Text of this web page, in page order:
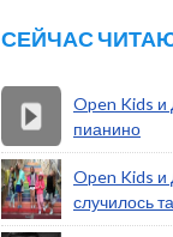
СЕЙЧАС
Open Kids и
пианино
Open Kids и
случилось